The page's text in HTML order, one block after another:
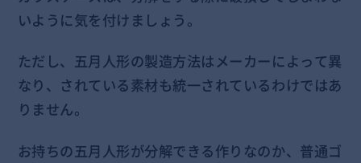
いように気を付けましょう。
ただし、五月人形の製造方法はメーカーによって異
なり、されている素材も統一されているわけではあ
りません。
お持ちの五月人形が分解できる作りなのか、普通ゴ